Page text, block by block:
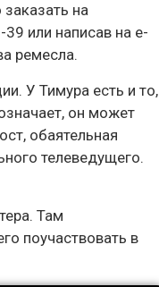
на
или написав на e-
ремесла.
У Тимура есть и то,
он может
обаятельная
телеведущего.
Там
поучаствовать в